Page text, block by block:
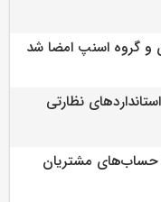
و گروه اسنپ امضا شد
نظارتی
حساب‌های مشتریان